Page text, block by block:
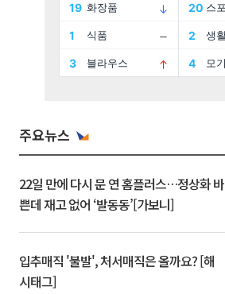
주요뉴스
22일 만에 다시 문 연 홈플러스…정상화 바
쁜데 재고 없어 ‘발동동’[가보니]
입추매직 '불발', 처서매직은 올까요? [해
시태그]